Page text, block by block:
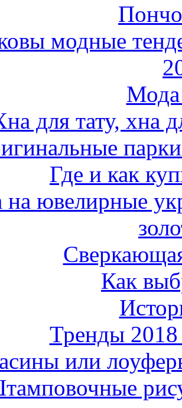
модные
Мода
для тату, хна
Где и как
ювелирные
Как
Тренды
или